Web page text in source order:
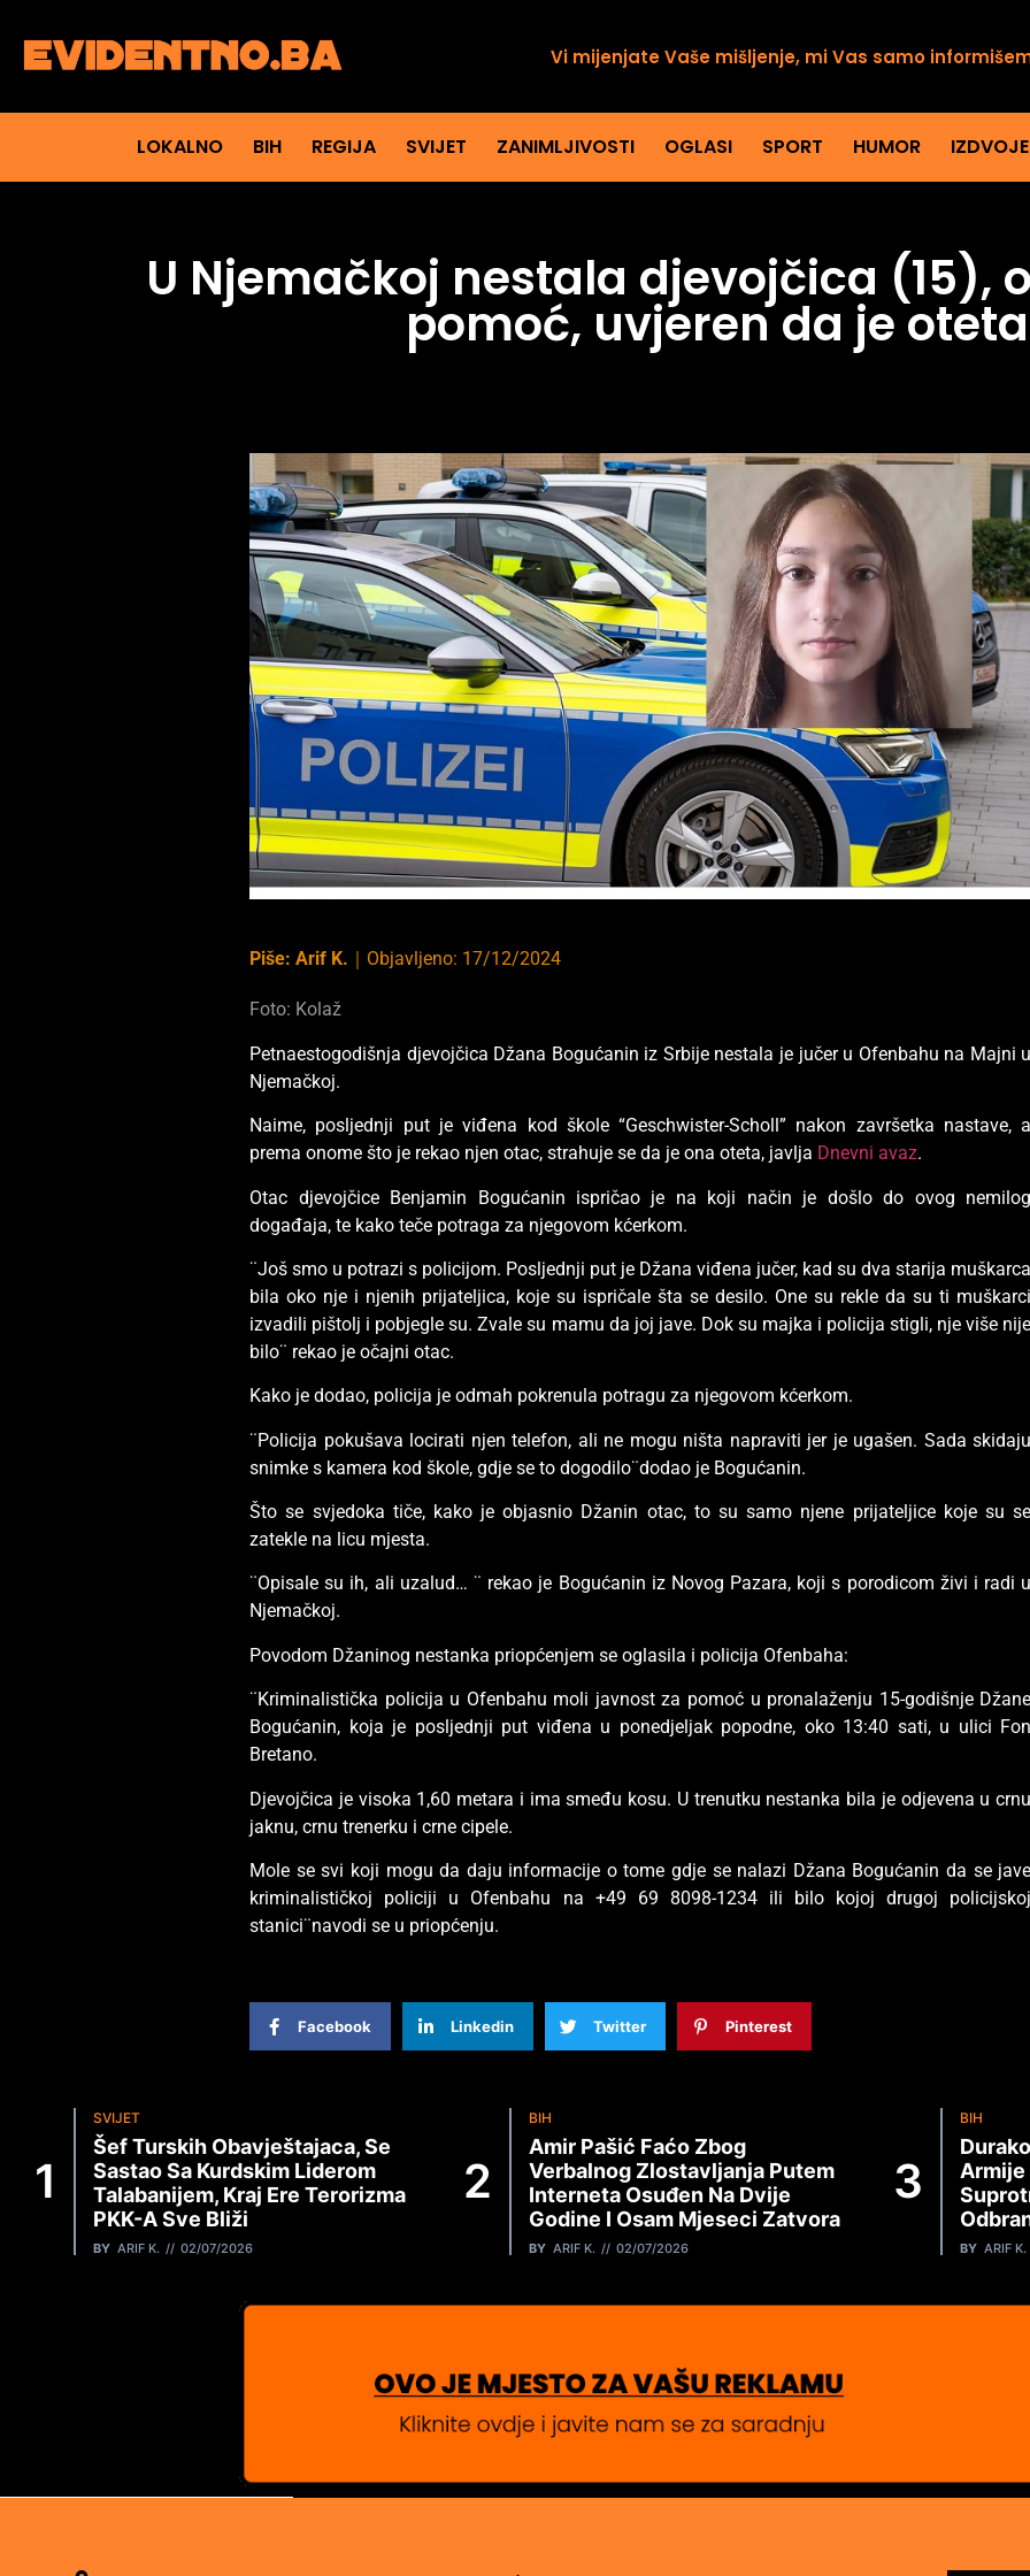
Vi mijenjate Vaše mišljenje, mi Vas samo
LOKALNO BIH REGIJA SVIJET ZANIMLJIVOSTI OGLASI SPORT HUMOR
U Njemačkoj nestala djevojčica (15),
pomoć, uvjeren da je oteta
Piše: Arif K. Objavljeno: 17/12/2024
Foto: Kolaž
Petnaestogodišnja djevojčica Džana Bogućanin iz Srbije nestala je jučer u Ofenbahu na Majni u
Njemačkoj.
Naime, posljednji put je viđena kod škole “Geschwister-Scholl” nakon završetka nastave, a
prema onome što je rekao njen otac, strahuje se da je ona oteta, javlja Dnevni avaz.
Otac djevojčice Benjamin Bogućanin ispričao je na koji način je došlo do ovog nemilog
događaja, te kako teče potraga za njegovom kćerkom.
¨Još smo u potrazi s policijom. Posljednji put je Džana viđena jučer, kad su dva starija muškarca
bila oko nje i njenih prijateljica, koje su ispričale šta se desilo. One su rekle da su ti muškarci
izvadili pištolj i pobjegle su. Zvale su mamu da joj jave. Dok su majka i policija stigli, nje više nije
bilo¨ rekao je očajni otac.
Kako je dodao, policija je odmah pokrenula potragu za njegovom kćerkom.
¨Policija pokušava locirati njen telefon, ali ne mogu ništa napraviti jer je ugašen. Sada skidaju
snimke s kamera kod škole, gdje se to dogodilo¨dodao je Bogućanin.
Što se svjedoka tiče, kako je objasnio Džanin otac, to su samo njene prijateljice koje su se
zatekle na licu mjesta.
¨Opisale su ih, ali uzalud… ¨ rekao je Bogućanin iz Novog Pazara, koji s porodicom živi i radi u
Njemačkoj.
Povodom Džaninog nestanka priopćenjem se oglasila i policija Ofenbaha:
¨Kriminalistička policija u Ofenbahu moli javnost za pomoć u pronalaženju 15-godišnje Džane
Bogućanin, koja je posljednji put viđena u ponedjeljak popodne, oko 13:40 sati, u ulici Fon
Bretano.
Djevojčica je visoka 1,60 metara i ima smeđu kosu. U trenutku nestanka bila je odjevena u crnu
jaknu, crnu trenerku i crne cipele.
Mole se svi koji mogu da daju informacije o tome gdje se nalazi Džana Bogućanin da se jave
kriminalističkoj policiji u Ofenbahu na +49 69 8098-1234 ili bilo kojoj drugoj policijskoj
stanici¨navodi se u priopćenju.
Facebook Linkedin Twitter Pinterest
SVIJET
Šef Turskih Obavještajaca, Se
Sastao Sa Kurdskim Liderom
Talabanijem, Kraj Ere Terorizma
PKK-A Sve Bliži
BY ARIF K. 02/07/2026
BIH
Amir Pašić Faćo Zbog
Verbalnog Zlostavljanja Putem
Interneta Osuđen Na Dvije
Godine I Osam Mjeseci Zatvora
BY ARIF K. 02/07/2026
BIH
Armije
BY ARIF K.